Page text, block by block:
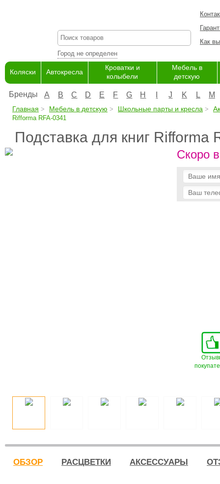
Город не определен
Как
Коляски Автокресла
Кроватки и
колыбели
Мебель в
детскую
Бренды A B C D E F G H J K L M
Главная Мебель в детскую Школьные парты и кресла
Rifforma RFA-0341
Подставка для книг Rifforma
Скоро
ОБЗОР РАСЦВЕТКИ АКСЕССУАРЫ